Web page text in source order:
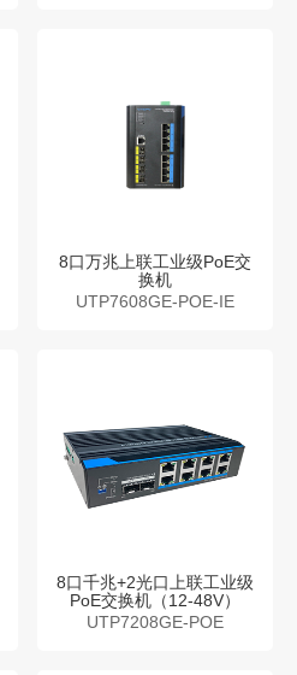
8口万兆上联工业级PoE交
换机
UTP7608GE-POE-IE
8口千兆+2光口上联工业级
PoE交换机（12-48V）
UTP7208GE-POE